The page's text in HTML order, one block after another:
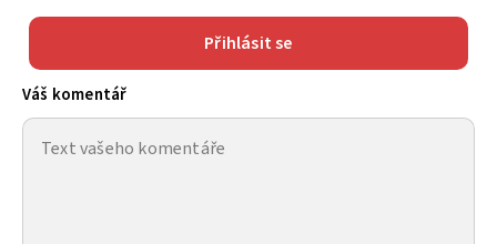
Přihlásit se
Váš komentář